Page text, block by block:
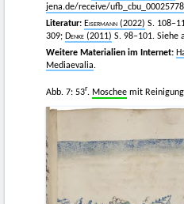
jena.de/receive/ufb_cbu_00025778
Literatur: Eisermann (2022) S.
309; Denke (2011) S. 98–101. Siehe
Weitere Materialien im Internet:
Mediaevalia.
Abb. 7: 53r. Moschee mit